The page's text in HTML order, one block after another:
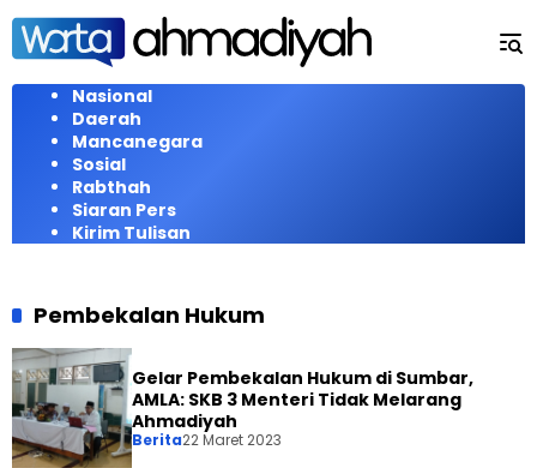
Langsung
konten
Nasional
Daerah
Mancanegara
Sosial
Rabthah
Siaran Pers
Kirim Tulisan
Pembekalan Hukum
Gelar Pembekalan Hukum di Sumbar,
AMLA: SKB 3 Menteri Tidak Melarang
Ahmadiyah
Berita22 Maret 2023